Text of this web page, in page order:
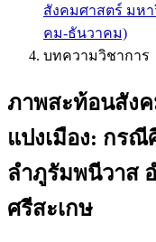
สังคมศาสตร์ มห
คม-ธันวาคม)
บทความวิชาการ
ภาพสะท้อนสัง
แปงเมือง: กร
ลำภูรัมพนีวาส
ศรีสะเกษ